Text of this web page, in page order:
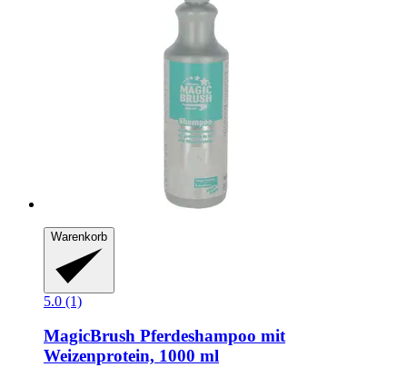
Warenkorb
5.0 (1)
MagicBrush Pferdeshampoo mit
Weizenprotein, 1000 ml